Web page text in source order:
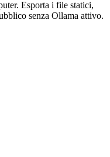
Esporta i file statici,
senza Ollama attivo.